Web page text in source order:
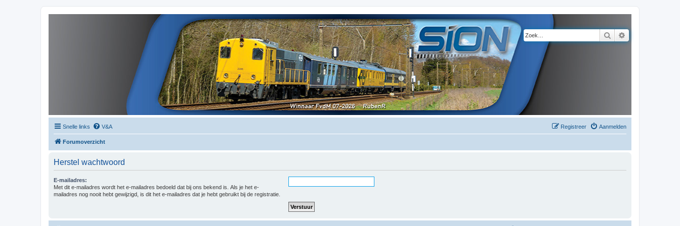
Zoek
Snelle links V&A Aanmelden
Registreer
Forumoverzicht
Herstel wachtwoord
E-mailadres:
Met dit e-mailadres wordt het e-mailadres bedoeld dat bij ons bekend is. Als je het e-
mailadres nog nooit hebt gewijzigd, is dit het e-mailadres dat je hebt gebruikt bij de registratie.